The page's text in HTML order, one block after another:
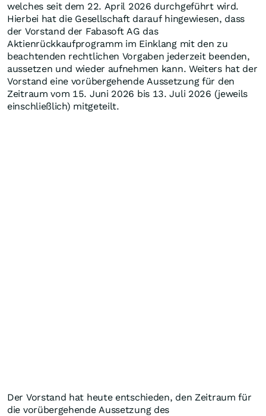
welches seit dem 22. April 2026 durchgeführt wird.
Hierbei hat die Gesellschaft darauf hingewiesen, dass
der Vorstand der Fabasoft AG das
Aktienrückkaufprogramm im Einklang mit den zu
beachtenden rechtlichen Vorgaben jederzeit beenden,
aussetzen und wieder aufnehmen kann. Weiters hat der
Vorstand eine vorübergehende Aussetzung für den
Zeitraum vom 15. Juni 2026 bis 13. Juli 2026 (jeweils
einschließlich) mitgeteilt.
Der Vorstand hat heute entschieden, den Zeitraum für
die vorübergehende Aussetzung des